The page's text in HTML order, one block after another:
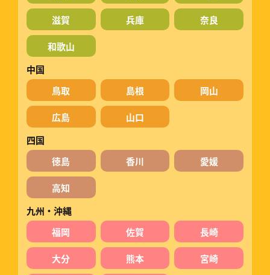
滋賀 兵庫 奈良
和歌山
中国
鳥取
島根 岡山
広島
山口
四国
徳島
香川 愛媛
高知
九州・沖縄
福岡
佐賀 長崎
大分 熊本 宮崎